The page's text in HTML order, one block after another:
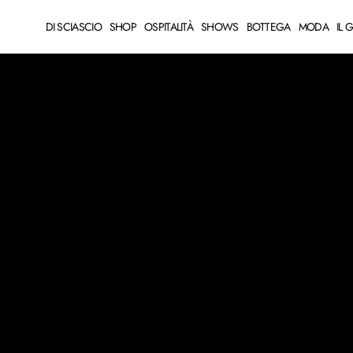
DI SCIASCIO SHOP OSPITALITÀ SHOWS BOTTEGA MODA IL